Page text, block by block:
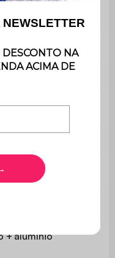
graus
aço / 2 alumínio)
+ alumínio